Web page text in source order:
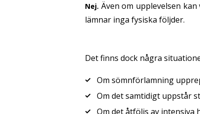
Nej. Även om upplevelsen
lämnar inga fysiska följder.
Det finns dock några
Om sömnförlamning
Om det samtidigt uppstår
Om det åtföljs av